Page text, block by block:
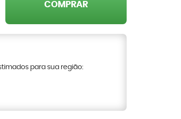
COMPRAR
para sua região: